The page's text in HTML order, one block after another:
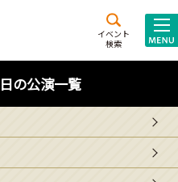
イベント
検索
井
ルの公演一覧